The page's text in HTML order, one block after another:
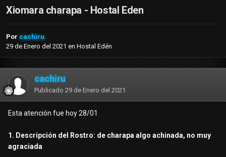
Xiomara charapa - Hostal Eden
Por cachiru
29 de Enero del 2021 en Hostal Edén
cachiru
Publicado 29 de Enero del 2021
Esta atención fue hoy 28/01
1. Descripción del Rostro: de charapa algo achinada, no muy
agraciada